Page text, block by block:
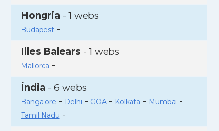
Hongria - 1 webs
Budapest-
Illes Balears - 1 webs
Mallorca -
Índia - 6 webs
Bangalore - Delhi - GOA- Kolkata - Mumbai -
Tamil Nadu -